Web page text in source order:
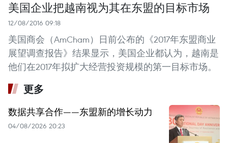
美国企业把越南视为其在东盟的目标市场
12/08/2016 09:18
美国商会（AmCham）日前公布的《2017年东盟商业
展望调查报告》结果显示，美国企业都认为，越南是
他们在2017年拟扩大经营投资规模的第一目标市场。
更多
数据共享合作——东盟新的增长动力
04/08/2026 20:23